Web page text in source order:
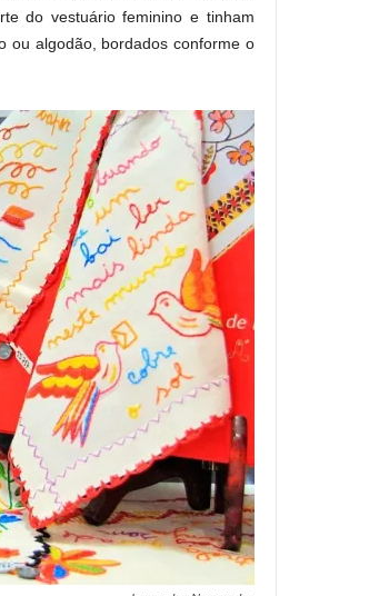
do vestuário feminino e tinham
ou algodão, bordados conforme o